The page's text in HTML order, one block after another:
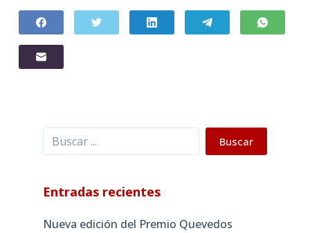
Buscar Buscar
Entradas recientes
Nueva edición del Premio Quevedos